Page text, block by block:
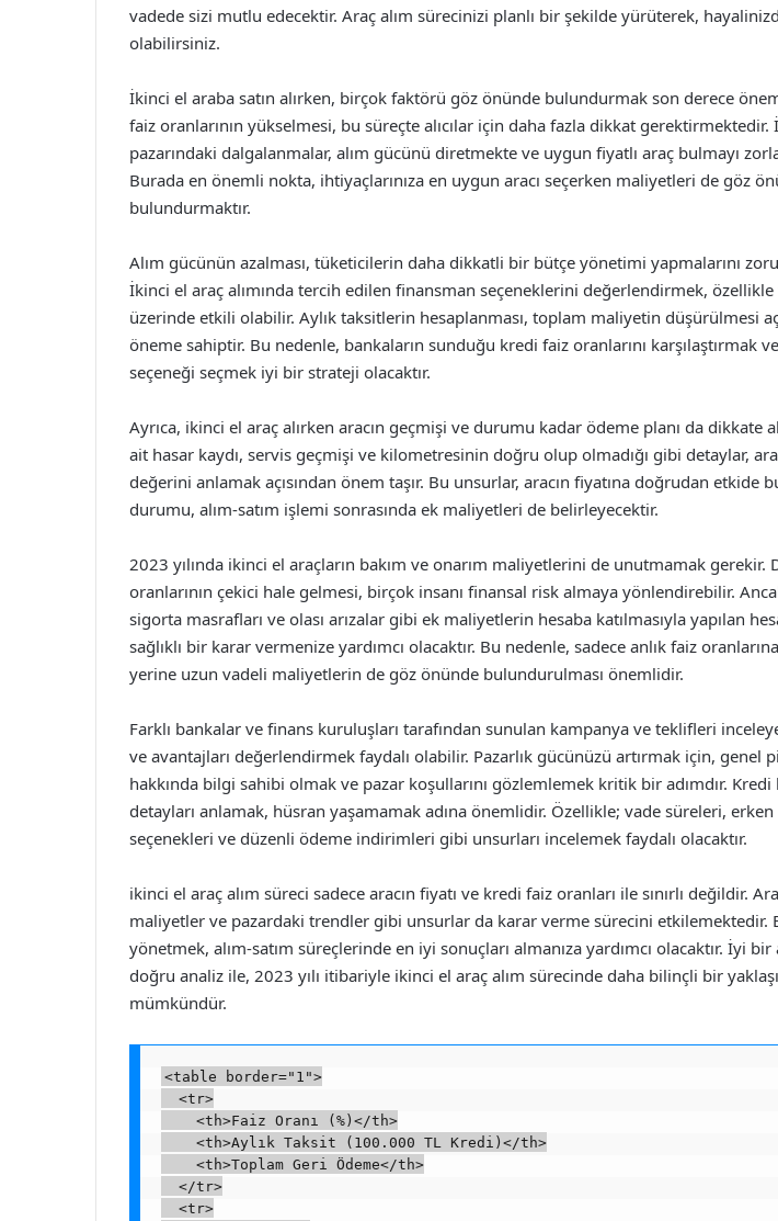
vadede sizi mutlu edecektir. Araç alım sürecinizi planlı bir şekilde yürüterek,
olabilirsiniz.
İkinci el araba satın alırken, birçok faktörü göz önünde bulundurmak son derece
faiz oranlarının yükselmesi, bu süreçte alıcılar için daha fazla dikkat gerektirmektedir.
pazarındaki dalgalanmalar, alım gücünü diretmekte ve uygun fiyatlı araç bulmayı
Burada en önemli nokta, ihtiyaçlarınıza en uygun aracı seçerken maliyetleri de göz
bulundurmaktır.
Alım gücünün azalması, tüketicilerin daha dikkatli bir bütçe yönetimi yapmalarını
İkinci el araç alımında tercih edilen finansman seçeneklerini değerlendirmek, özellikle
üzerinde etkili olabilir. Aylık taksitlerin hesaplanması, toplam maliyetin düşürülmesi
öneme sahiptir. Bu nedenle, bankaların sunduğu kredi faiz oranlarını karşılaştırmak
seçeneği seçmek iyi bir strateji olacaktır.
Ayrıca, ikinci el araç alırken aracın geçmişi ve durumu kadar ödeme planı da dikkate
ait hasar kaydı, servis geçmişi ve kilometresinin doğru olup olmadığı gibi detaylar,
değerini anlamak açısından önem taşır. Bu unsurlar, aracın fiyatına doğrudan etkide
durumu, alım-satım işlemi sonrasında ek maliyetleri de belirleyecektir.
2023 yılında ikinci el araçların bakım ve onarım maliyetlerini de unutmamak gerekir.
oranlarının çekici hale gelmesi, birçok insanı finansal risk almaya yönlendirebilir.
sigorta masrafları ve olası arızalar gibi ek maliyetlerin hesaba katılmasıyla yapılan
sağlıklı bir karar vermenize yardımcı olacaktır. Bu nedenle, sadece anlık faiz
yerine uzun vadeli maliyetlerin de göz önünde bulundurulması önemlidir.
Farklı bankalar ve finans kuruluşları tarafından sunulan kampanya ve teklifleri
ve avantajları değerlendirmek faydalı olabilir. Pazarlık gücünüzü artırmak için, genel
hakkında bilgi sahibi olmak ve pazar koşullarını gözlemlemek kritik bir adımdır. Kredi
detayları anlamak, hüsran yaşamamak adına önemlidir. Özellikle; vade süreleri,
seçenekleri ve düzenli ödeme indirimleri gibi unsurları incelemek faydalı olacaktır.
ikinci el araç alım süreci sadece aracın fiyatı ve kredi faiz oranları ile sınırlı değildir.
maliyetler ve pazardaki trendler gibi unsurlar da karar verme sürecini etkilemektedir.
yönetmek, alım-satım süreçlerinde en iyi sonuçları almanıza yardımcı olacaktır. İyi bir
doğru analiz ile, 2023 yılı itibariyle ikinci el araç alım sürecinde daha bilinçli bir
mümkündür.
<table border="1">
  <tr>
    <th>Faiz Oranı (%)</th>
    <th>Aylık Taksit (100.000 TL Kredi)</th>
    <th>Toplam Geri Ödeme</th>
  </tr>
  <tr>